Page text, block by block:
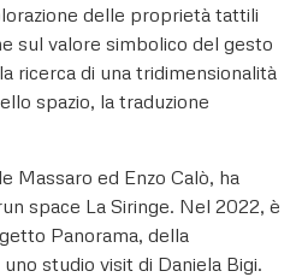
delle proprietà tattili
sul valore simbolico del gesto
ricerca di una tridimensionalità
spazio, la traduzione
Massaro ed Enzo Calò, ha
space La Siringe. Nel 2022, è
Panorama, della
studio visit di Daniela Bigi.